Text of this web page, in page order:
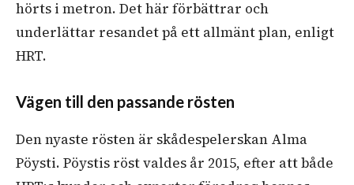
hörts i metron. Det här förbättrar och
underlättar resandet på ett allmänt plan, enligt
HRT.
Vägen till den passande rösten
Den nyaste rösten är skådespelerskan Alma
Pöysti. Pöystis röst valdes år 2015, efter att både